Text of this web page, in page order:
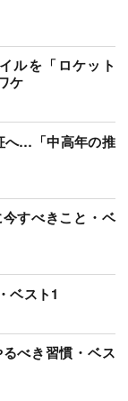
ルを「ロケット
ケ
へ…「中高年の推
すべきこと・ベ
ベスト1
べき習慣・ベス